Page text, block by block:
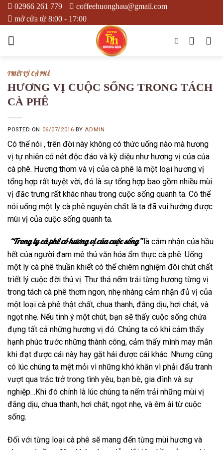
Skip02966 261 779
coffeehuonghau@gmail.com
mở cửa từ 8:00 - 17:00
TRIẾT LÝ CÀ PHÊ
HƯƠNG VỊ CUỘC SỐNG TRONG TÁCH
CÀ PHÊ
POSTED ON 06/07/2016 BY ADMIN
Có thể nói , trên đời này không có thức uống nào mà hương
vị tự nhiên có nét độc đáo và kỳ diệu như hương vị của của
cà phê. Hương thơm và vị của cà phê là một loại hương vị
tổng hợp rất tuyệt vời, đó là sự tổng hợp bao gồm nhiều mùi
vị đăc trưng rất khác nhau trong cuộc sống quanh ta. Có thể
nói uống một ly cà phê nguyên chất là ta đã vui hưởng được
mùi vị của cuộc sống quanh ta.
“Trong ly cà phê có hương vị của cuộc sống”là cảm nhận của hầu
hết của người đam mê thú văn hóa ẩm thực cà phê. Uống
một ly cà phê thuần khiết có thể chiêm nghiệm đôi chút chất
triết lý cuộc đời thú vị. Thư thả nếm trải từng hương từng vị
trong tách cà phê thơm ngon, nhẹ nhàng cảm nhận đủ vị của
một loại cà phê thật chất, chua thanh, đắng dịu, hơi chát, và
ngọt nhẹ. Nếu tinh ý một chút, bạn sẽ thấy cuộc sống chứa
đựng tất cả những hương vị đó. Chúng ta có khi cảm thấy
hạnh phúc trước những thành công, cảm thấy mình may mắn
khi đạt được cái này hay gặt hái được cái khác. Nhưng cũng
có lúc chúng ta mệt mỏi vì những khó khăn vì phải đấu tranh
vượt qua trắc trở trong tình yêu, bạn bè, gia đình và sự
nghiệp…Khi đó chính là lúc chúng ta nếm trải những mùi vị
đắng dịu, chua thanh, hơi chát, ngọt nhẹ, và êm ái từ cuộc
sống.
Đối với từng loại cà phê sẽ mang đến từng mùi hương và